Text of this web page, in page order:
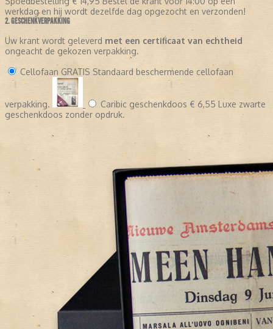
werkdag en hij wordt dezelfde dag opgezocht en verzonden!
2. GESCHENKVERPAKKING
Uw krant wordt geleverd met een certificaat van echtheid
ongeacht de gekozen verpakking.
Cellofaan GRATIS Standaard beschermende cellofaan
verpakking. Caribic geschenkdoos € 6,55 Luxe zwarte
geschenkdoos zonder opdruk.